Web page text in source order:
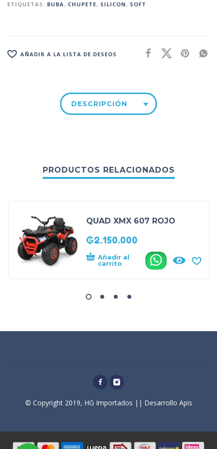
ETIQUETAS: BUBA, CHUPETE, SILICON, SOFT
AÑADIR A LA LISTA DE DESEOS
DESCRIPCIÓN
PRODUCTOS RELACIONADOS
QUAD XMX 607 ROJO
₲2.150.000
Añadir al
carrito
.
© Copyright 2019, HG Importados || Desarrollo Apis